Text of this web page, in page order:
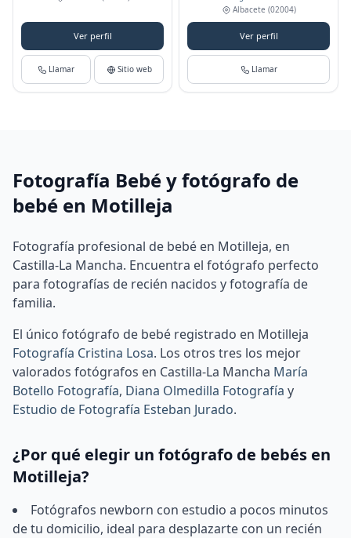
Ver perfil
Llamar Sitio web
Albacete (02004)
Ver perfil
Llamar
Fotografía Bebé y fotógrafo de
bebé en Motilleja
Fotografía profesional de bebé en Motilleja, en
Castilla-La Mancha. Encuentra el fotógrafo perfecto
para fotografías de recién nacidos y fotografía de
familia.
El único fotógrafo de bebé registrado en Motilleja
Fotografía Cristina Losa. Los otros tres los mejor
valorados fotógrafos en Castilla-La Mancha María
Botello Fotografía, Diana Olmedilla Fotografía y
Estudio de Fotografía Esteban Jurado.
¿Por qué elegir un fotógrafo de bebés en
Motilleja?
Fotógrafos newborn con estudio a pocos minutos
de tu domicilio, ideal para desplazarte con un recién